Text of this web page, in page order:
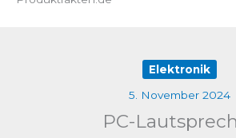
Elektronik
5. November 2024
PC-